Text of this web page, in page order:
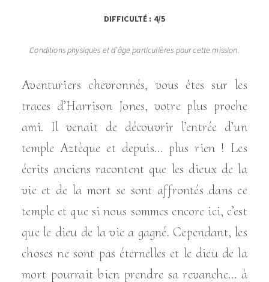
DIFFICULTÉ : 4/5
Conditions physiques et d’âge particulières pour cette mission.
Aventuriers chevronnés, vous êtes sur les
traces d’Harrison Jones, votre plus proche
ami. Il venait de découvrir l’entrée d’un
temple Aztèque et depuis… plus rien ! Les
écrits anciens racontent que les dieux de la
vie et de la mort se sont affrontés dans ce
temple et que si nous sommes encore ici, c’est
que le dieu de la vie a gagné. Cependant, les
choses ne sont pas éternelles et le dieu de la
mort pourrait bien prendre sa revanche… à